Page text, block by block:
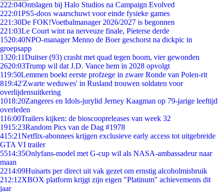
222:04Ontslagen bij Halo Studios na Campaign Evolved
222:01PS5-doos waarschuwt voor einde fysieke games
221:30De FOK!Voetbalmanager 2026/2027 is begonnen
221:03Le Court wint na nerveuze finale, Pieterse derde
1520:40NPO-manager Menno de Boer geschorst na dickpic in
groepsapp
1320:11Duitser (93) crasht met quad tegen boom, vier gewonden
2620:03Trump wil dat J.D. Vance hem in 2028 opvolgt
119:50Lemmen boekt eerste profzege in zware Ronde van Polen-rit
819:42'Zwarte weduwes' in Rusland trouwen soldaten voor
overlijdensuitkering
1018:20Zangeres en Idols-jurylid Jerney Kaagman op 79-jarige leeftijd
overleden
116:00Trailers kijken: de bioscoopreleases van week 32
1915:23Random Pics van de Dag #1978
415:21Netflix-abonnees krijgen exclusieve early access tot uitgebreide
GTA VI trailer
5514:35Onlyfans-model met G-cup wil als NASA-ambassadeur naar
maan
2214:09Huisarts per direct uit vak gezet om ernstig alcoholmisbruik
212:12XBOX platform krijgt zijn eigen "Platinum" achievements dit
jaar